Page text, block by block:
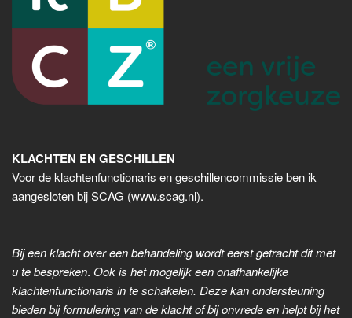
KLACHTEN EN GESCHILLEN
Voor de klachtenfunctionaris en geschillencommissie ben ik
aangesloten bij SCAG (www.scag.nl).
Bij een klacht over een behandeling wordt eerst getracht dit met
u te bespreken. Ook is het mogelijk een onafhankelijke
klachtenfunctionaris in te schakelen. Deze kan ondersteuning
bieden bij formulering van de klacht of bij onvrede en helpt bij het